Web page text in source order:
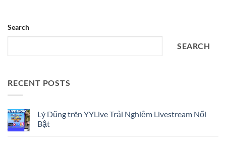
Search
SEARCH
RECENT POSTS
Lý Dũng trên YYLive Trải Nghiệm Livestream Nổi
Bật